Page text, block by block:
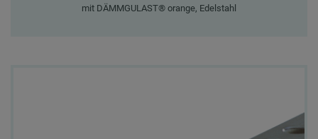
mit DÄMMGULAST® orange, Edelstahl